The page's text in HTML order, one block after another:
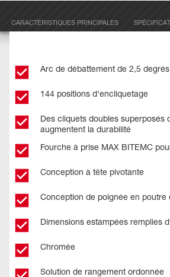
CARACTÉRISTIQUES PRINCIPALES
Arc de débattement de 2,5 degrés
144 positions d’encliquetage
Des cliquets doubles superposés
augmentent la durabilité
Fourche à prise MAX BITEMC
Conception à tête pivotante
Conception de poignée en poutre
Dimensions estampées remplies
Chromée
Solution de rangement ordonnée